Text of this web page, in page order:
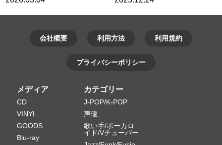
会社概要 利用方法 利用規約
プライバシーポリシー
メディア
CD
VINYL
GOODS
Blu-ray
カテゴリー
J-POP/K-POP
声優
歌い手/ボーカロ
イド/Vチューバー